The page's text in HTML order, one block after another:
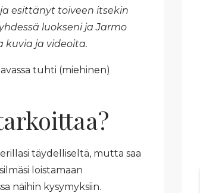
esittänyt toiveen itsekin
luokseni ja Jarmo
kuvia ja videoita.
tuhti (miehinen)
täydelliseltä, mutta saa
loistamaan
näihin kysymyksiin.